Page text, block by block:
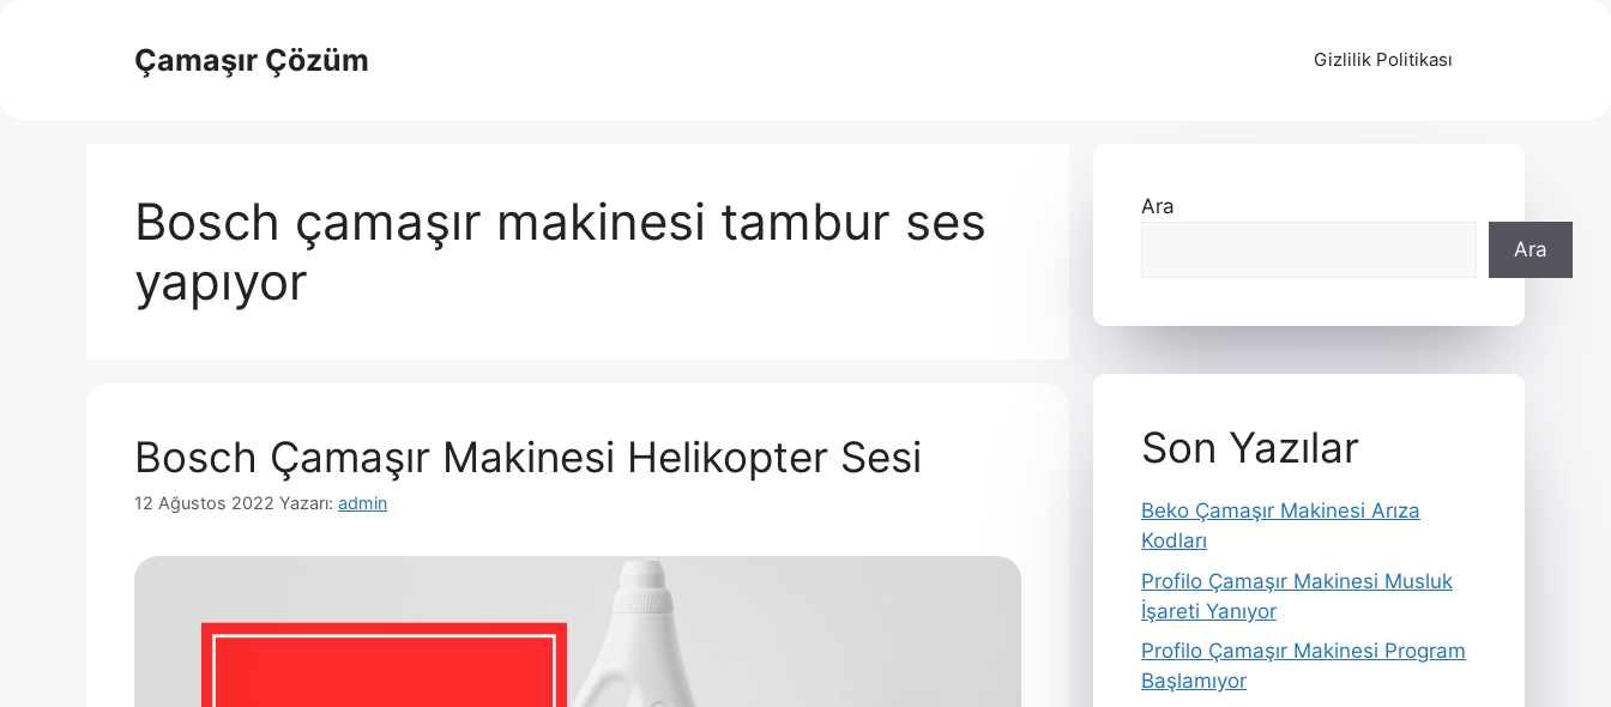
Çamaşır Çözüm Gizlilik Politikası
Bosch çamaşır makinesi tambur ses
yapıyor
Bosch Çamaşır Makinesi Helikopter Sesi
12 Ağustos 2022 Yazarı: admin
Ara
Ara
Son Yazılar
Beko Çamaşır Makinesi Arıza
Kodları
Profilo Çamaşır Makinesi Musluk
İşareti Yanıyor
Profilo Çamaşır Makinesi Program
Başlamıyor